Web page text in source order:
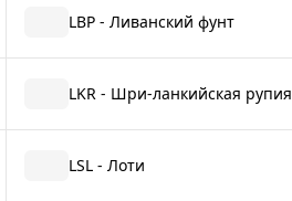
LBP - Ливанский фунт
LKR - Шри-ланкийская рупия
LSL - Лоти